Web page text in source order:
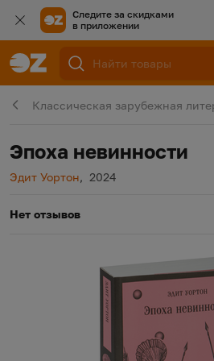
Следите за скидками
в приложении
Классическая зарубежная
Эпоха невинности
Автор
Эдит Уортон, Год издания
2024
Нет отзывов